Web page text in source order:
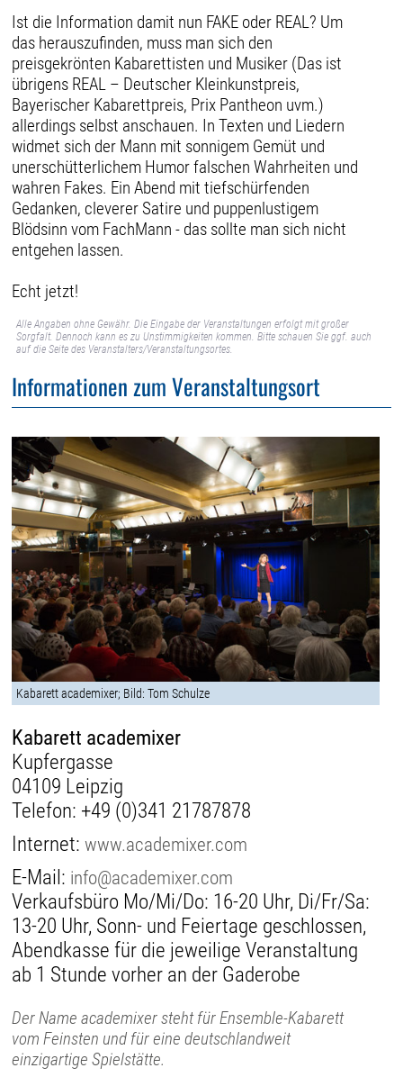
Ist die Information damit nun FAKE oder REAL? Um
das herauszufinden, muss man sich den
preisgekrönten Kabarettisten und Musiker (Das ist
übrigens REAL – Deutscher Kleinkunstpreis,
Bayerischer Kabarettpreis, Prix Pantheon uvm.)
allerdings selbst anschauen. In Texten und Liedern
widmet sich der Mann mit sonnigem Gemüt und
unerschütterlichem Humor falschen Wahrheiten und
wahren Fakes. Ein Abend mit tiefschürfenden
Gedanken, cleverer Satire und puppenlustigem
Blödsinn vom FachMann - das sollte man sich nicht
entgehen lassen.
Echt jetzt!
Alle Angaben ohne Gewähr. Die Eingabe der Veranstaltungen erfolgt mit großer
Sorgfalt. Dennoch kann es zu Unstimmigkeiten kommen. Bitte schauen Sie ggf. auch
auf die Seite des Veranstalters/Veranstaltungsortes.
Informationen zum Veranstaltungsort
Kabarett academixer; Bild: Tom Schulze
Kabarett academixer
Kupfergasse
04109 Leipzig
Telefon: +49 (0)341 21787878
Internet:www.academixer.com
E-Mail: info@academixer.com
Verkaufsbüro Mo/Mi/Do: 16-20 Uhr, Di/Fr/Sa:
13-20 Uhr, Sonn- und Feiertage geschlossen,
Abendkasse für die jeweilige Veranstaltung
ab 1 Stunde vorher an der Gaderobe
Der Name academixer steht für Ensemble-Kabarett
vom Feinsten und für eine deutschlandweit
einzigartige Spielstätte.